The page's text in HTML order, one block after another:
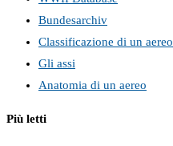
Bundesarchiv
Classificazione di un aereo
Gli assi
Anatomia di un aereo
Più letti